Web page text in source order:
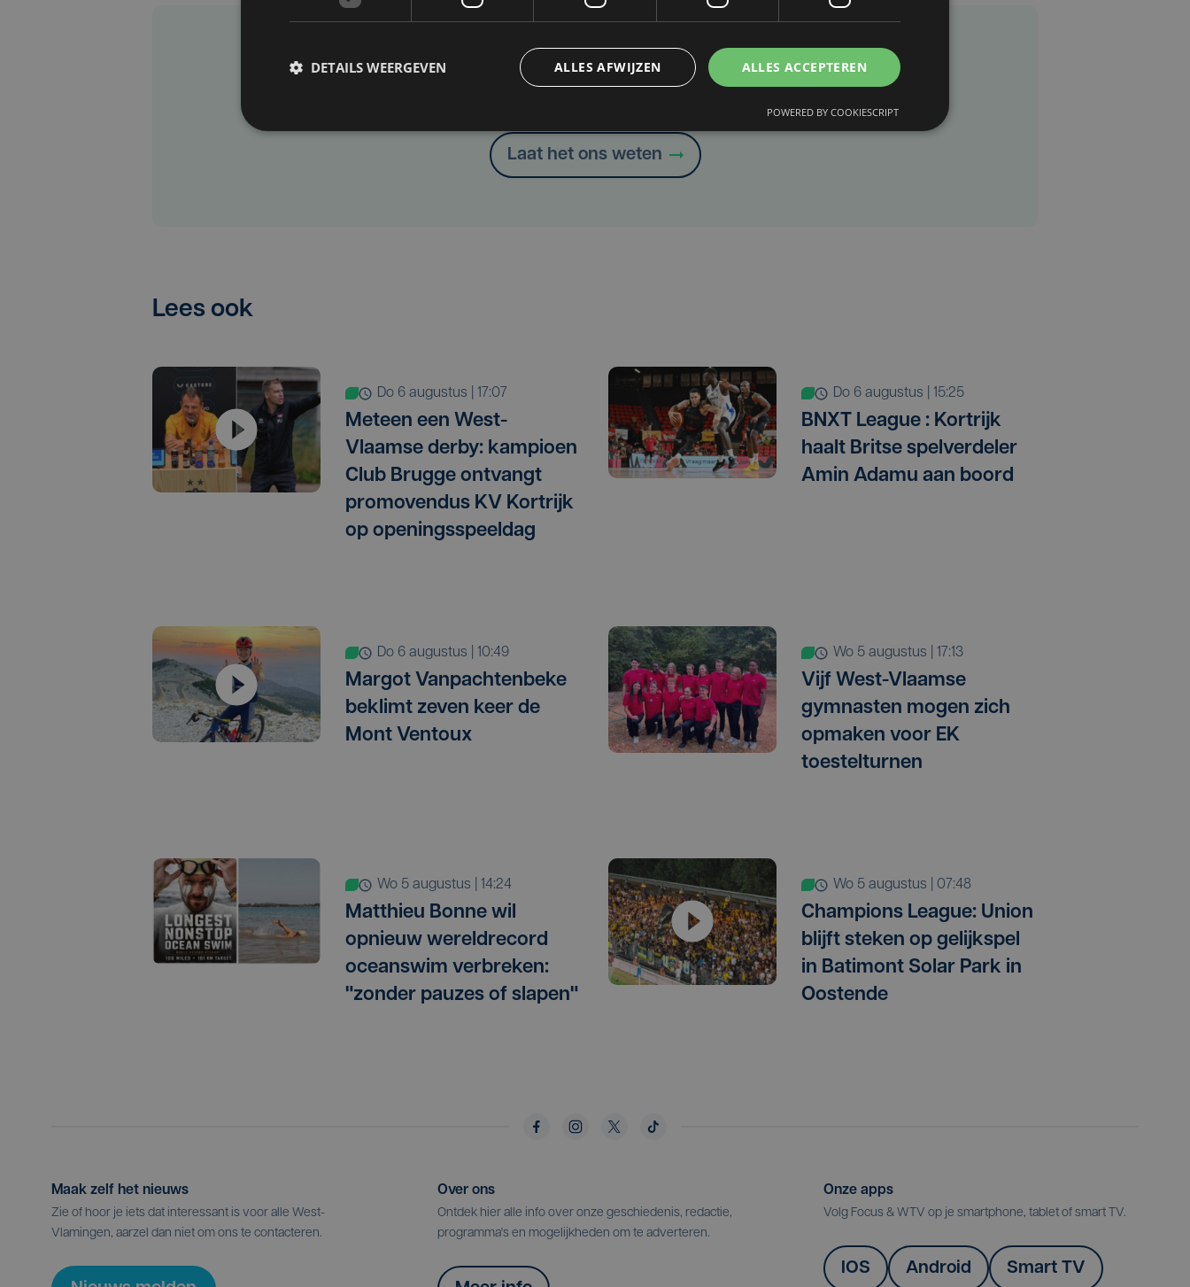
Taalfout opgemerkt?
Laat het ons weten
Lees ook
do 6 augustus | 17:07
Meteen een West-
Vlaamse derby: kampioen
Club Brugge ontvangt
promovendus KV Kortrijk
op openingsspeeldag
do 6 augustus | 15:25
BNXT League : Kortrijk
haalt Britse spelverdeler
Amin Adamu aan boord
do 6 augustus | 10:49
Margot Vanpachtenbeke
beklimt zeven keer de
Mont Ventoux
wo 5 augustus | 17:13
Vijf West-Vlaamse
gymnasten mogen zich
opmaken voor EK
toestelturnen
wo 5 augustus | 14:24
Matthieu Bonne wil
opnieuw wereldrecord
oceanswim verbreken:
"zonder pauzes of slapen"
wo 5 augustus | 07:48
Champions League: Union
blijft steken op gelijkspel
in Batimont Solar Park in
Oostende
Maak zelf het nieuws
Zie of hoor je iets dat interessant is voor alle West-
Vlamingen, aarzel dan niet om ons te contacteren.
Over ons
Ontdek hier alle info over onze geschiedenis, redactie,
programma's en mogelijkheden om te adverteren.
Onze apps
Volg Focus & WTV op je smartphone, tablet of smart TV.
IOS Android Smart TV
ALLES ACCEPTEREN
ALLES AFWIJZEN
DETAILS WEERGEVEN
POWERED BY COOKIESCRIPT